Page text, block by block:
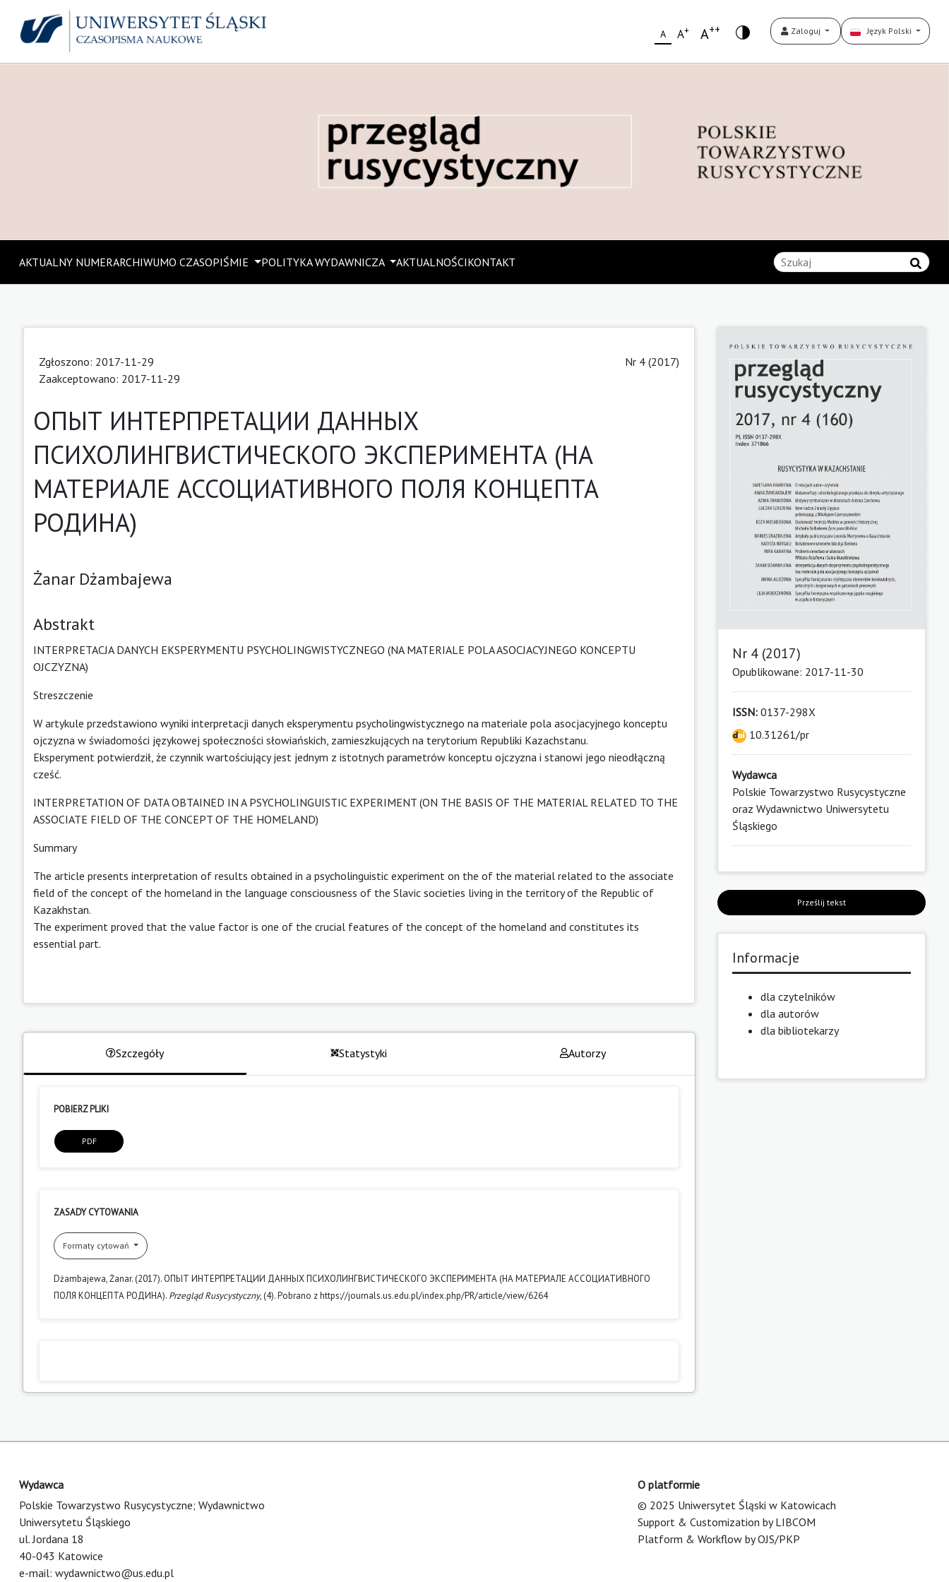
A A+ A++ Zaloguj Język Polski
AKTUALNY NUMERARCHIWUMO CZASOPIŚMIE POLITYKA WYDAWNICZA AKTUALNOŚCIKONTAKT
Zgłoszono: 2017-11-29
Zaakceptowano: 2017-11-29
Nr 4 (2017)
ОПЫТ ИНТЕРПРЕТАЦИИ ДАННЫХ
ПСИХОЛИНГВИСТИЧЕСКОГО ЭКСПЕРИМЕНТА (НА
МАТЕРИАЛЕ АССОЦИАТИВНОГО ПОЛЯ КОНЦЕПТА
РОДИНА)
Żanar Dżambajewa
Abstrakt
INTERPRETACJA DANYCH EKSPERYMENTU PSYCHOLINGWISTYCZNEGO (NA MATERIALE POLA ASOCJACYJNEGO KONCEPTU
OJCZYZNA)
Streszczenie
W artykule przedstawiono wyniki interpretacji danych eksperymentu psycholing­wistycznego na materiale pola asocjacyjnego konceptu
ojczyzna w świadomości językowej społeczności słowiańskich, zamieszkujących na terytorium Republiki Kazachstanu.
Eksperyment potwierdził, że czynnik wartościujący jest jednym z istotnych para­metrów konceptu ojczyzna i stanowi jego nieodłączną
cześć.
INTERPRETATION OF DATA OBTAINED IN A PSYCHOLINGUISTIC EXPERIMENT (ON THE BASIS OF THE MATERIAL RELATED TO THE
ASSOCIATE FIELD OF THE CONCEPT OF THE HOMELAND)
Summary
The article presents interpretation of results obtained in a psycholinguistic experiment on the of the material related to the associate
field of the concept of the homeland in the language consciousness of the Slavic societies living in the territory of the Republic of
Kazakhstan.
The experiment proved that the value factor is one of the crucial features of the concept of the homeland and constitutes its
essential part.
Szczegóły Statystyki Autorzy
POBIERZ PLIKI
PDF
ZASADY CYTOWANIA
Formaty cytowań
Dżambajewa, Żanar. (2017). ОПЫТ ИНТЕРПРЕТАЦИИ ДАННЫХ ПСИХОЛИНГВИСТИЧЕСКОГО ЭКСПЕРИМЕНТА (НА МАТЕРИАЛЕ АССОЦИАТИВНОГО
ПОЛЯ КОНЦЕПТА РОДИНА). Przegląd Rusycystyczny, (4). Pobrano z https://journals.us.edu.pl/index.php/PR/article/view/6264
Nr 4 (2017)
Opublikowane: 2017-11-30
ISSN:0137-298X
10.31261/pr
Wydawca
Polskie Towarzystwo Rusycystyczne
oraz Wydawnictwo Uniwersytetu
Śląskiego
Prześlij tekst
Informacje
dla czytelników
dla autorów
dla bibliotekarzy
Wydawca
Polskie Towarzystwo Rusycystyczne; Wydawnictwo
Uniwersytetu Śląskiego
ul. Jordana 18
40-043 Katowice
e-mail: wydawnictwo@us.edu.pl
O platformie
© 2025 Uniwersytet Śląski w Katowicach
Support & Customization by LIBCOM
Platform & Workflow by OJS/PKP